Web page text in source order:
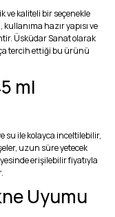
ve kaliteli bir seçenekle
hazır yapısı ve
Üsküdar Sanat olarak
tercih ettiği bu ürünü
ml
su ile kolayca inceltilebilir,
uzun süre yetecek
erişilebilir fiyatıyla
Uyumu